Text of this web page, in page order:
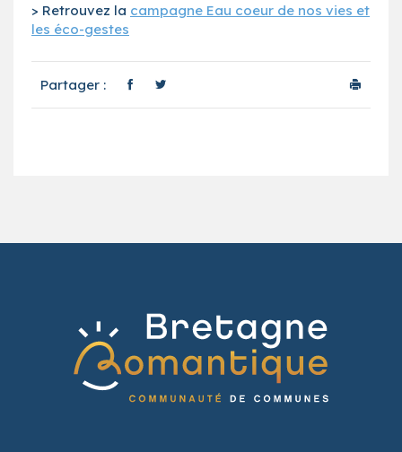
> Retrouvez la campagne Eau coeur de nos vies et
les éco-gestes
Partager :